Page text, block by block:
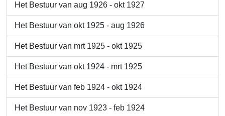
Het Bestuur van aug 1926 - okt 1927
Het Bestuur van okt 1925 - aug 1926
Het Bestuur van mrt 1925 - okt 1925
Het Bestuur van okt 1924 - mrt 1925
Het Bestuur van feb 1924 - okt 1924
Het Bestuur van nov 1923 - feb 1924